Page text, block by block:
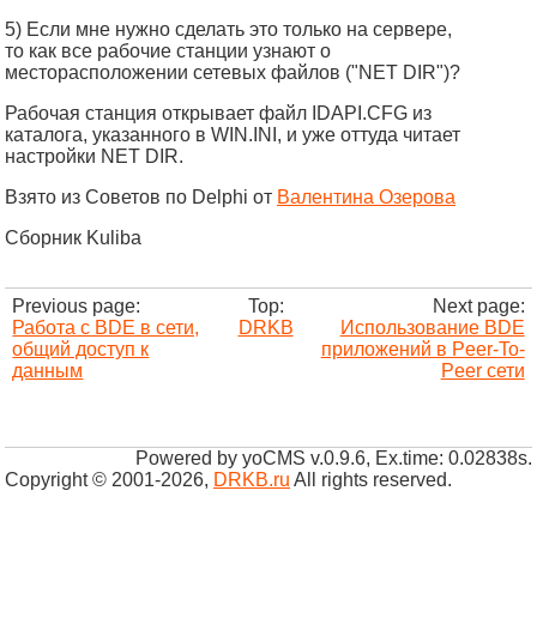
5) Если мне нужно сделать это только на сервере,
то как все рабочие станции узнают о
месторасположении сетевых файлов ("NET DIR")?
Рабочая станция открывает файл IDAPI.CFG из
каталога, указанного в WIN.INI, и уже оттуда читает
настройки NET DIR.
Взято из Советов по Delphi от Валентина Озерова
Сборник Kuliba
Previous page:
Работа с BDE в сети,
общий доступ к
данным
Top:
DRKB
Next page:
Использование BDE
приложений в Peer-To-
Peer сети
Powered by yoCMS v.0.9.6, Ex.time: 0.02838s.
Copyright © 2001-2026, DRKB.ru All rights reserved.